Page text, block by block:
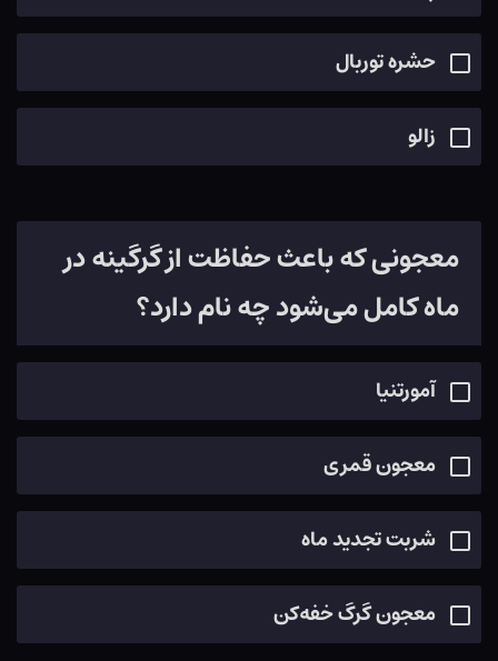
حشره توربال
زالو
معجونی که باعث حفاظت از گرگینه در
ماه کامل می‌شود چه نام دارد؟
آمورتنيا
معجون قمری
شربت تجديد ماه
معجون گرگ خفه‌كن